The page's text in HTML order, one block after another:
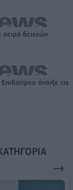
δεικτών
άνοιξε τις